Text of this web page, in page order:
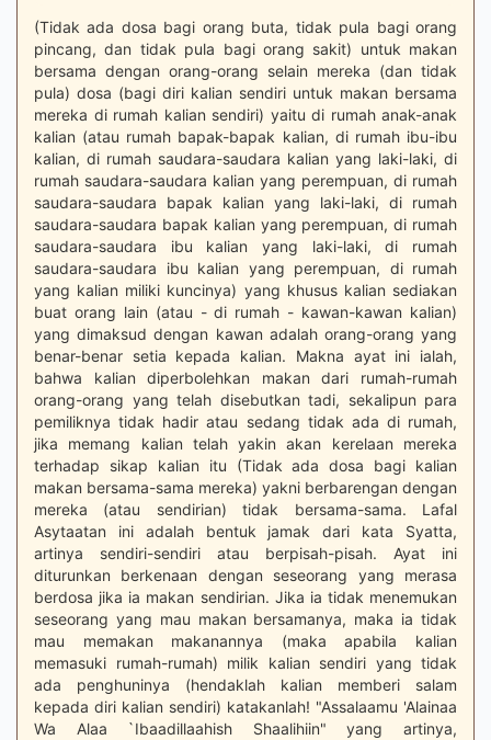
(Tidak ada dosa bagi orang buta, tidak pula bagi orang
pincang, dan tidak pula bagi orang sakit) untuk makan
bersama dengan orang-orang selain mereka (dan tidak
pula) dosa (bagi diri kalian sendiri untuk makan bersama
mereka di rumah kalian sendiri) yaitu di rumah anak-anak
kalian (atau rumah bapak-bapak kalian, di rumah ibu-ibu
kalian, di rumah saudara-saudara kalian yang laki-laki, di
rumah saudara-saudara kalian yang perempuan, di rumah
saudara-saudara bapak kalian yang laki-laki, di rumah
saudara-saudara bapak kalian yang perempuan, di rumah
saudara-saudara ibu kalian yang laki-laki, di rumah
saudara-saudara ibu kalian yang perempuan, di rumah
yang kalian miliki kuncinya) yang khusus kalian sediakan
buat orang lain (atau - di rumah - kawan-kawan kalian)
yang dimaksud dengan kawan adalah orang-orang yang
benar-benar setia kepada kalian. Makna ayat ini ialah,
bahwa kalian diperbolehkan makan dari rumah-rumah
orang-orang yang telah disebutkan tadi, sekalipun para
pemiliknya tidak hadir atau sedang tidak ada di rumah,
jika memang kalian telah yakin akan kerelaan mereka
terhadap sikap kalian itu (Tidak ada dosa bagi kalian
makan bersama-sama mereka) yakni berbarengan dengan
mereka (atau sendirian) tidak bersama-sama. Lafal
Asytaatan ini adalah bentuk jamak dari kata Syatta,
artinya sendiri-sendiri atau berpisah-pisah. Ayat ini
diturunkan berkenaan dengan seseorang yang merasa
berdosa jika ia makan sendirian. Jika ia tidak menemukan
seseorang yang mau makan bersamanya, maka ia tidak
mau memakan makanannya (maka apabila kalian
memasuki rumah-rumah) milik kalian sendiri yang tidak
ada penghuninya (hendaklah kalian memberi salam
kepada diri kalian sendiri) katakanlah! "Assalaamu 'Alainaa
Wa Alaa `Ibaadillaahish Shaalihiin" yang artinya,